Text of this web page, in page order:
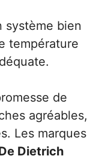
système bien
température
de
agréables,
Les marques
Dietrich